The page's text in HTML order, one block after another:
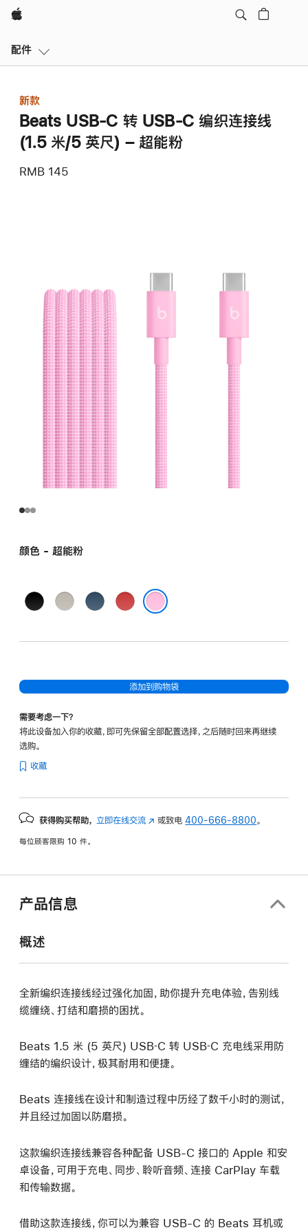
Apple
配件
新款
Beats USB-C 转 USB-C 编织连接线
(1.5 米/5 英尺) – 超能粉
RMB 145
颜色 - 超能粉
闪
奔
飚
劲
添加到购物袋
需要考虑一下？
将此设备加入你的收藏，即可先保留全部配置选择，之后随时回来再继续
选购。
收藏
获得购买帮助， 立即在线交流 (在
中
或致电400-666-8800。
每位顾客限购 10 件。
产品信息
概述
全新编织连接线经过强化加固，助你提升充电体验，告别线
缆缠绕、打结和磨损的困扰。
Beats 1.5 米 (5 英尺) USB‑C 转 USB‑C 充电线采用防
缠结的编织设计，极其耐用和便捷。
Beats 连接线在设计和制造过程中历经了数千小时的测试，
并且经过加固以防磨损。
这款编织连接线兼容各种配备 USB-C 接口的 Apple 和安
卓设备，可用于充电、同步、聆听音频、连接 CarPlay 车载
和传输数据。
借助这款连接线，你可以为兼容 USB-C 的 Beats 耳机或